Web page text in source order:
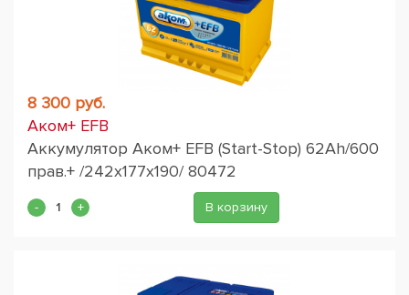
8 300 руб.
Аком+ EFB
Аккумулятор Аком+ EFB (Start-Stop) 62Ah/600
прав.+ /242x177x190/ 80472
В корзину